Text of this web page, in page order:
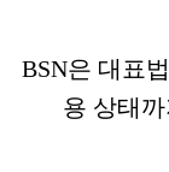
BSN은 대표
용 상태